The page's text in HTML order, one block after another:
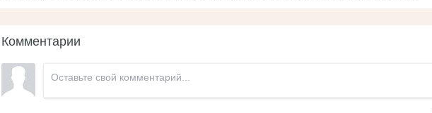
Комментарии